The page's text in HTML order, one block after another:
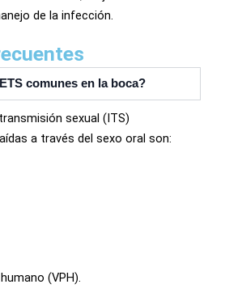
de la infección.
comunes en la boca?
sexual (ITS)
a través del sexo oral son:
(VPH).